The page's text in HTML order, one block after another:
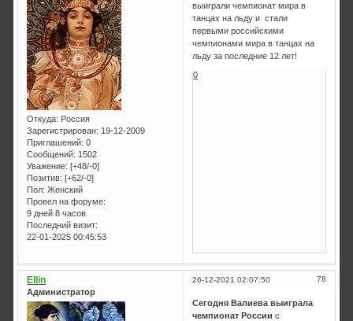
Откуда: Россия
Зарегистрирован: 19-12-2009
Приглашений: 0
Сообщений: 1502
Уважение: [+48/-0]
Позитив: [+62/-0]
Пол: Женский
Провел на форуме:
9 дней 8 часов
Последний визит:
22-01-2025 00:45:53
выиграли чемпионат мира в
танцах на льду и стали
первыми российскими
чемпионами мира в танцах на
льду за последние 12 лет!
0
78
26-12-2021 02:07:50
Ellin
Администратор
Сегодня Валиева выиграла
чемпионат России с